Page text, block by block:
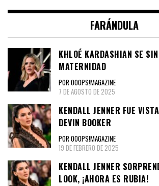
FARÁNDULA
KHLOÉ KARDASHIAN SE
MATERNIDAD
POR OOOPS!MAGAZINE
7 DE AGOSTO DE 2025
KENDALL JENNER FUE
DEVIN BOOKER
POR OOOPS!MAGAZINE
19 DE FEBRERO DE 2025
KENDALL JENNER
LOOK, ¡AHORA ES RUBIA!